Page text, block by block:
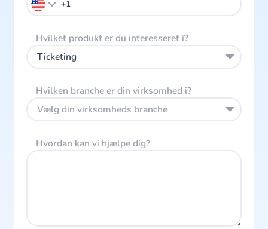
Hvilket produkt er du interesseret i?
Ticketing
Hvilken branche er din virksomhed i?
Vælg din virksomheds branche
Hvordan kan vi hjælpe dig?